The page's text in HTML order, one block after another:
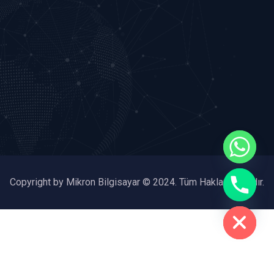
Copyright by Mikron Bilgisayar © 2024. Tüm Hakları Saklıdır.
Hide
chaty